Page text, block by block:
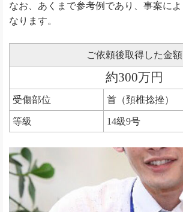
なお、あくまで参考例であり、事案に
なります。
ご依頼後取得した金額
約300万円
受傷部位 首（頚椎捻挫）
等級 14級9号